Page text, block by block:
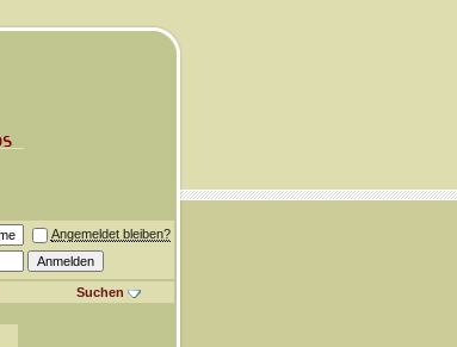
Angemeldet bleiben?
Suchen